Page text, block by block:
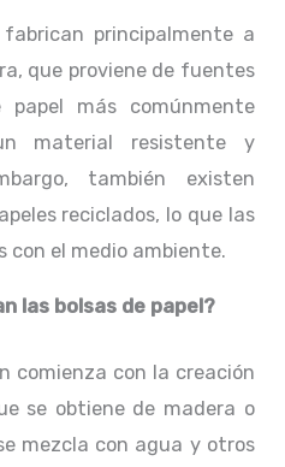
principalmente a
que proviene de fuentes
más comúnmente
material resistente y
también existen
reciclados, lo que las
con el medio ambiente.
las bolsas de papel?
comienza con la creación
se obtiene de madera o
mezcla con agua y otros